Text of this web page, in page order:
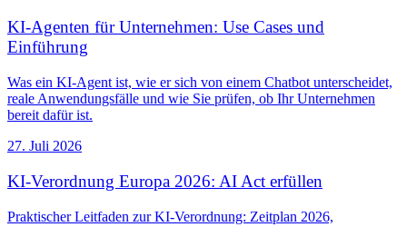
KI-Agenten für Unternehmen: Use Cases und
Einführung
Was ein KI-Agent ist, wie er sich von einem Chatbot unterscheidet,
reale Anwendungsfälle und wie Sie prüfen, ob Ihr Unternehmen
bereit dafür ist.
27. Juli 2026
KI-Verordnung Europa 2026: AI Act erfüllen
Praktischer Leitfaden zur KI-Verordnung: Zeitplan 2026,